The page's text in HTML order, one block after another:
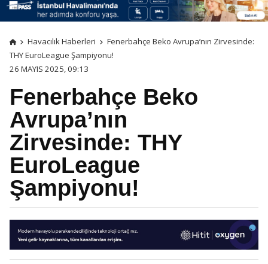
Havacılık Haberleri
Fenerbahçe Beko Avrupa’nın Zirvesinde:
THY EuroLeague Şampiyonu!
26 MAYIS 2025, 09:13
Fenerbahçe Beko
Avrupa’nın
Zirvesinde: THY
EuroLeague
Şampiyonu!